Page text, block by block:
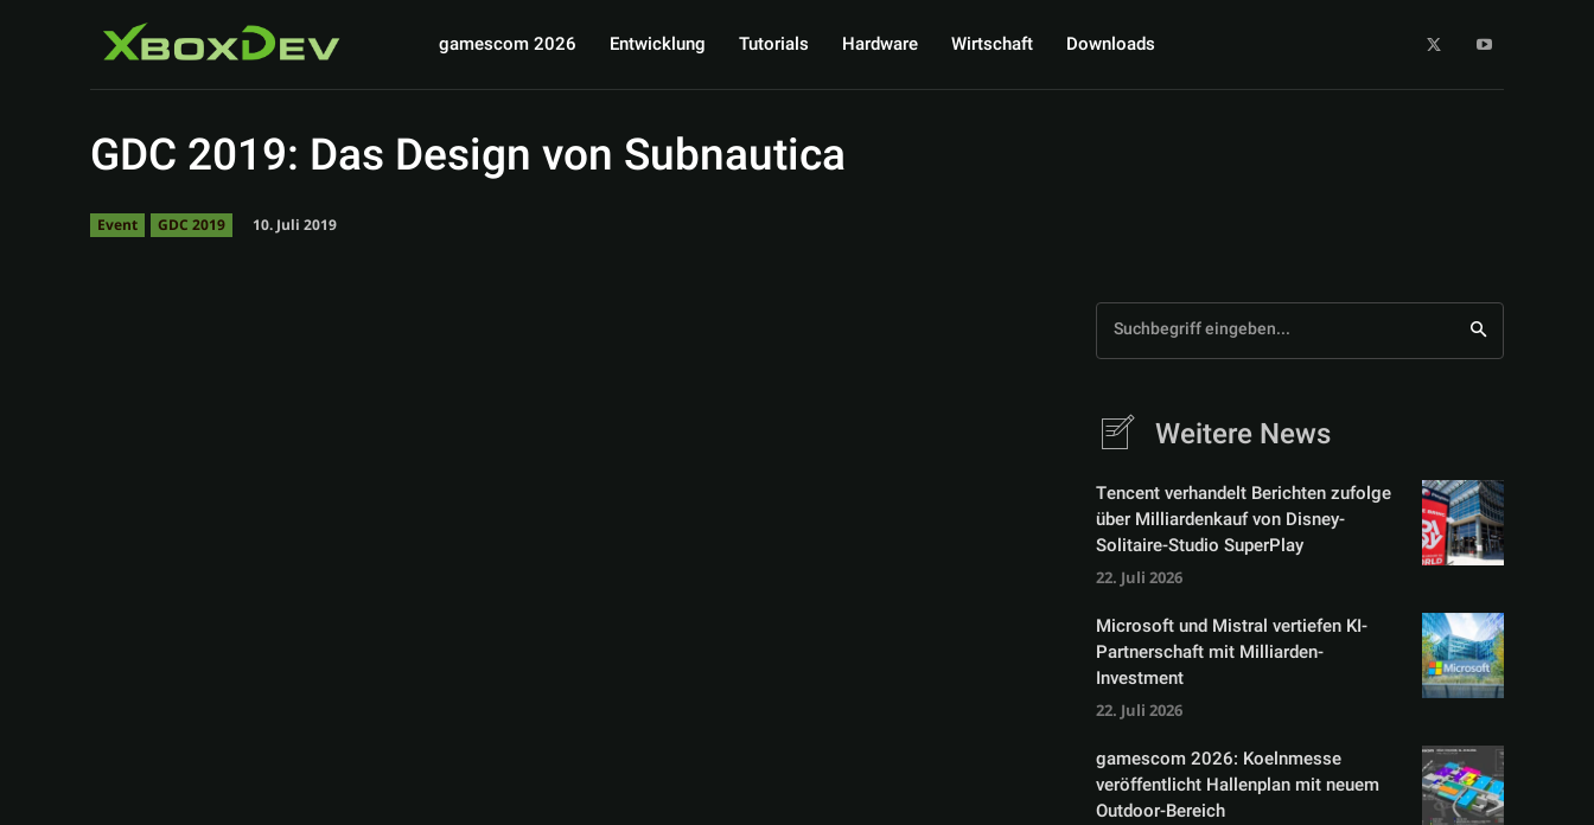
gamescom 2026 Entwicklung Tutorials Hardware Wirtschaft Downloads
GDC 2019: Das Design von Subnautica
Event GDC 2019 10. Juli 2019
Suchbegriff eingeben...
Weitere News
Tencent verhandelt Berichten zufolge
über Milliardenkauf von Disney-
Solitaire-Studio SuperPlay
22. Juli 2026
Microsoft und Mistral vertiefen KI-
Partnerschaft mit Milliarden-
Investment
22. Juli 2026
gamescom 2026: Koelnmesse
veröffentlicht Hallenplan mit neuem
Outdoor-Bereich